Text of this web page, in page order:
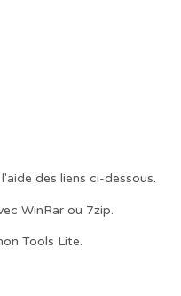
des liens ci-dessous.
WinRar ou 7zip.
Tools Lite.